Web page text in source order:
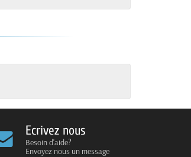
Ecrivez nous
Besoin d'aide?
Envoyez nous un message